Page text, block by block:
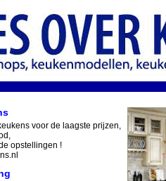
voor de laagste prijzen,
opstellingen !